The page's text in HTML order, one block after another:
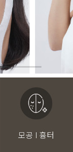
모공 I 흉터